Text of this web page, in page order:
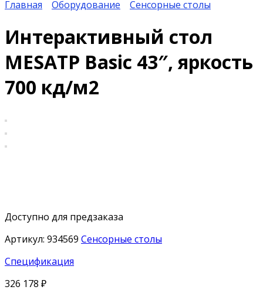
Главная
Оборудование Сенсорные столы
Интерактивный стол
MESATP Basic 43″, яркость
700 кд/м2
Доступно для предзаказа
Артикул: 934569 Сенсорные столы
Спецификация
326 178 ₽